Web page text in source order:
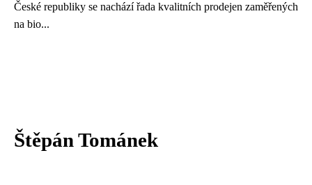
České republiky se nachází řada kvalitních prodejen zaměřených
na bio...
Štěpán Tománek